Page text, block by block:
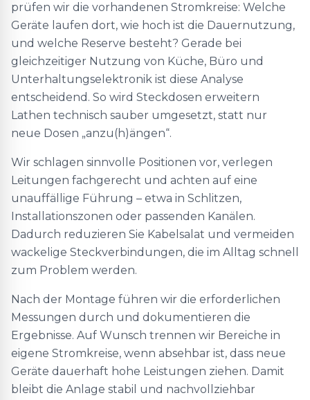
prüfen wir die vorhandenen Stromkreise: Welche
Geräte laufen dort, wie hoch ist die Dauernutzung,
und welche Reserve besteht? Gerade bei
gleichzeitiger Nutzung von Küche, Büro und
Unterhaltungselektronik ist diese Analyse
entscheidend. So wird Steckdosen erweitern
Lathen technisch sauber umgesetzt, statt nur
neue Dosen „anzu(h)ängen“.
Wir schlagen sinnvolle Positionen vor, verlegen
Leitungen fachgerecht und achten auf eine
unauffällige Führung – etwa in Schlitzen,
Installationszonen oder passenden Kanälen.
Dadurch reduzieren Sie Kabelsalat und vermeiden
wackelige Steckverbindungen, die im Alltag schnell
zum Problem werden.
Nach der Montage führen wir die erforderlichen
Messungen durch und dokumentieren die
Ergebnisse. Auf Wunsch trennen wir Bereiche in
eigene Stromkreise, wenn absehbar ist, dass neue
Geräte dauerhaft hohe Leistungen ziehen. Damit
bleibt die Anlage stabil und nachvollziehbar